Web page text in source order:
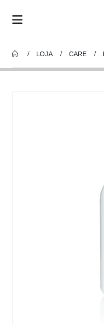
LOJA CARE